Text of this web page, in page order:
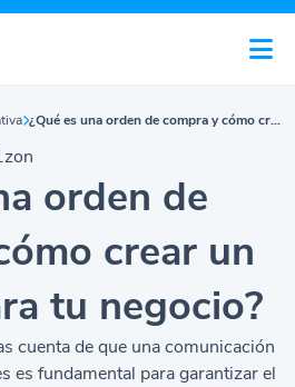
¿Qué es una orden de compra y cómo crear un modelo para tu negocio?
orden de
crear un
tu negocio?
cuenta de que una comunicación
es fundamental para garantizar el